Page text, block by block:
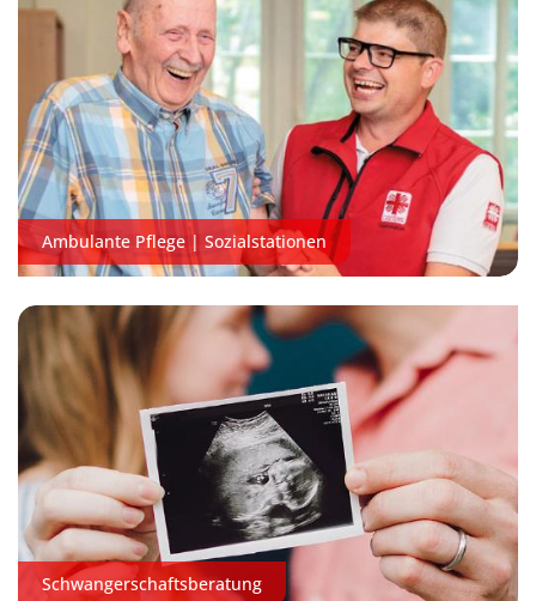
Ambulante Pflege | Sozialstationen
Schwangerschaftsberatung